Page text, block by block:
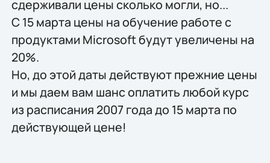
сдерживали цены сколько могли, но...
С 15 марта цены на обучение работе с
продуктами Microsoft будут увеличены на
20%.
Но, до этой даты действуют прежние цены
и мы даем вам шанс оплатить любой курс
из расписания 2007 года до 15 марта по
действующей цене!